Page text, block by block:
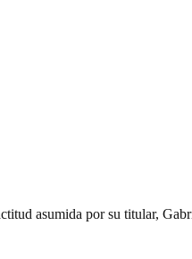
asumida por su titular,